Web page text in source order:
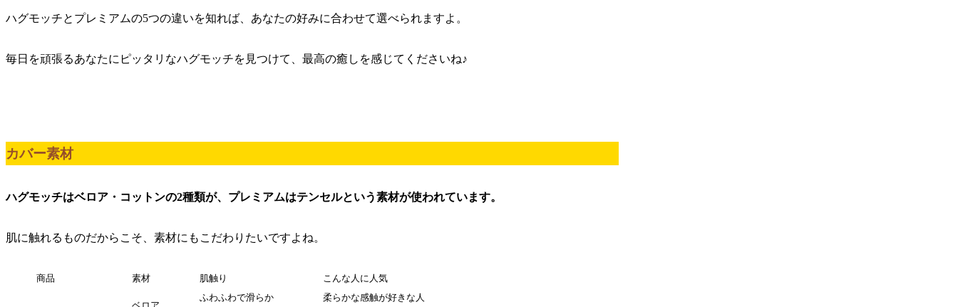
ハグモッチとプレミアムの5つの違いを知れば、あなたの好みに合わせて選べられますよ。
毎日を頑張るあなたにピッタリなハグモッチを見つけて、最高の癒しを感じてくださいね♪
カバー素材
ハグモッチはベロア・コットンの2種類が、プレミアムはテンセルという素材が使われています。
肌に触れるものだからこそ、素材にもこだわりたいですよね。
商品 素材 肌触り こんな人に人気
ふわふわで滑らか 柔らかな感触が好きな人